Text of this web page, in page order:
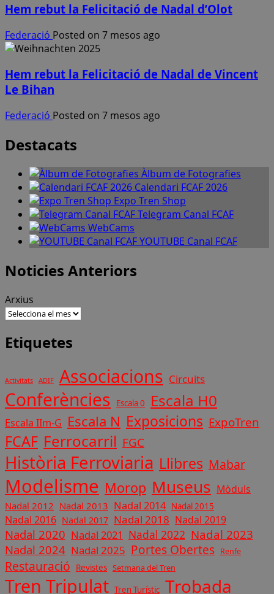
Hem rebut la Felicitació de Nadal d’Olot
Federació Posted on 7 mesos ago
Hem rebut la Felicitació de Nadal de Vincent
Le Bihan
Federació Posted on 7 mesos ago
Destacats
Àlbum de Fotografies
Calendari FCAF 2026
Expo Tren Shop
Telegram Canal FCAF
WebCams
YOUTUBE Canal FCAF
Noticies Anteriors
Arxius
Etiquetes
Activitats ADIF Associacions Circuits
Conferències Escala 0 Escala H0
Escala IIm-G Escala N Exposicions ExpoTren
FCAF Ferrocarril FGC
Història Ferroviaria Llibres Mabar
Modelisme Morop Museus Mòduls
Nadal 2012 Nadal 2013 Nadal 2014 Nadal 2015
Nadal 2016 Nadal 2017 Nadal 2018 Nadal 2019
Nadal 2020 Nadal 2021 Nadal 2022 Nadal 2023
Nadal 2024 Nadal 2025 Portes Obertes Renfe
Restauració Revistes Setmana del Tren
Tren Tripulat Tren Turístic Trobada